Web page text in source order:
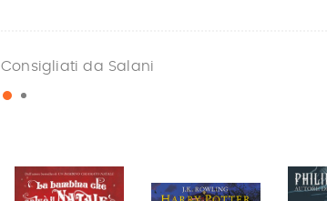
Consigliati da Salani